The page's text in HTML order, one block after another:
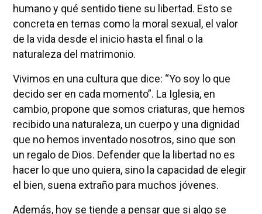
humano y qué sentido tiene su libertad. Esto se
concreta en temas como la moral sexual, el valor
de la vida desde el inicio hasta el final o la
naturaleza del matrimonio.
Vivimos en una cultura que dice: “Yo soy lo que
decido ser en cada momento”. La Iglesia, en
cambio, propone que somos criaturas, que hemos
recibido una naturaleza, un cuerpo y una dignidad
que no hemos inventado nosotros, sino que son
un regalo de Dios. Defender que la libertad no es
hacer lo que uno quiera, sino la capacidad de elegir
el bien, suena extraño para muchos jóvenes.
Además, hoy se tiende a pensar que si algo se